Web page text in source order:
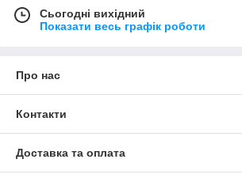
Сьогодні вихідний
Показати весь графік роботи
Про нас
Контакти
Доставка та оплата